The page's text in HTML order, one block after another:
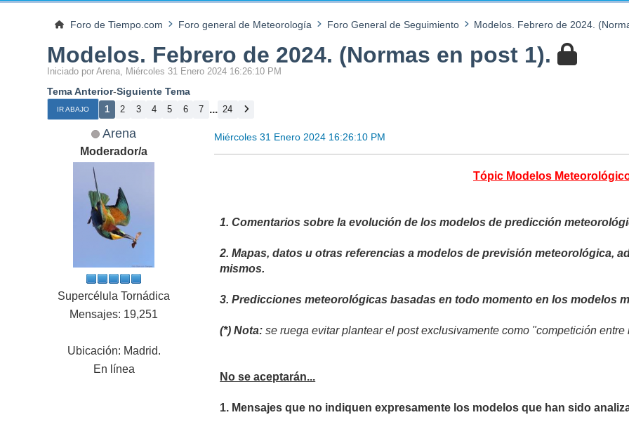
Foro de Tiempo.com Foro general de Meteorología Foro General de Seguimiento Modelos. Febrero de 2024.
Modelos. Febrero de 2024. (Normas en post 1).
Iniciado por Arena, Miércoles 31 Enero 2024 16:26:10 PM
Tema Anterior-Siguiente Tema
IR ABAJO 1 2 3 4 5 6 7 ... 24
Arena
Moderador/a
Supercélula Tornádica
Mensajes: 19,251
Ubicación: Madrid.
En línea
Miércoles 31 Enero 2024 16:26:10 PM
Tópic Modelos
1. Comentarios sobre la evolución de los modelos de predicción
2. Mapas, datos u otras referencias a modelos de previsión meteorológica,
mismos.
3. Predicciones meteorológicas basadas en todo momento en los modelos
(*) Nota: se ruega evitar plantear el post exclusivamente como "competición
No se aceptarán...
1. Mensajes que no indiquen expresamente los modelos que han sido